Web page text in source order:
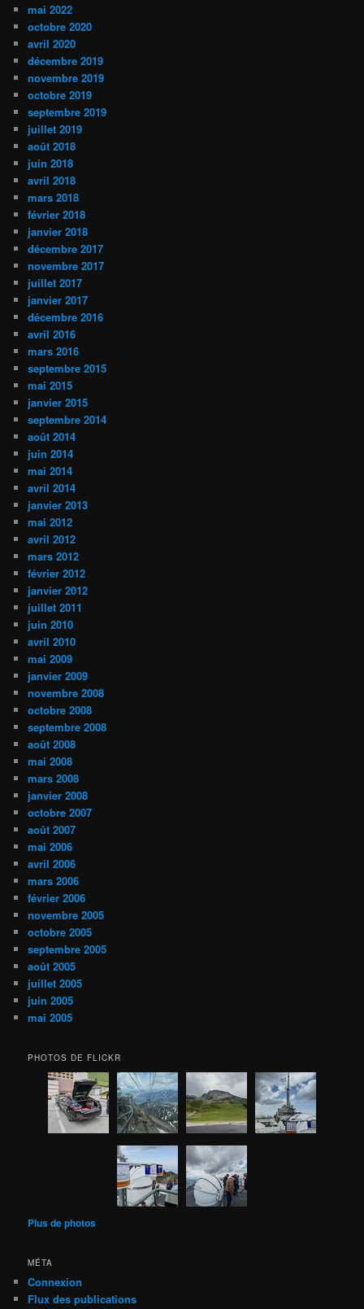
mai 2022
octobre 2020
avril 2020
décembre 2019
novembre 2019
octobre 2019
septembre 2019
juillet 2019
août 2018
juin 2018
avril 2018
mars 2018
février 2018
janvier 2018
décembre 2017
novembre 2017
juillet 2017
janvier 2017
décembre 2016
avril 2016
mars 2016
septembre 2015
mai 2015
janvier 2015
septembre 2014
août 2014
juin 2014
mai 2014
avril 2014
janvier 2013
mai 2012
avril 2012
mars 2012
février 2012
janvier 2012
juillet 2011
juin 2010
avril 2010
mai 2009
janvier 2009
novembre 2008
octobre 2008
septembre 2008
août 2008
mai 2008
mars 2008
janvier 2008
octobre 2007
août 2007
mai 2006
avril 2006
mars 2006
février 2006
novembre 2005
octobre 2005
septembre 2005
août 2005
juillet 2005
juin 2005
mai 2005
PHOTOS DE FLICKR
Plus de photos
MÉTA
Connexion
Flux des publications